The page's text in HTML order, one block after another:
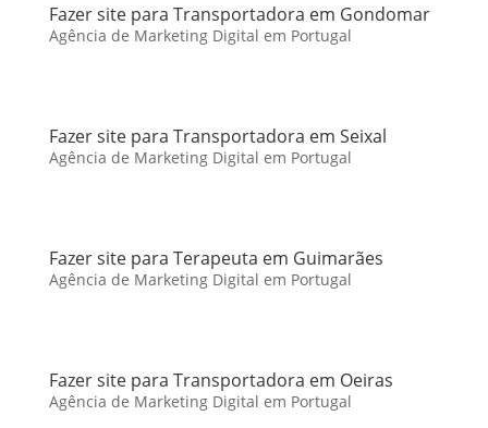
Fazer site para Transportadora em Gondomar
Agência de Marketing Digital em Portugal
Fazer site para Transportadora em Seixal
Agência de Marketing Digital em Portugal
Fazer site para Terapeuta em Guimarães
Agência de Marketing Digital em Portugal
Fazer site para Transportadora em Oeiras
Agência de Marketing Digital em Portugal